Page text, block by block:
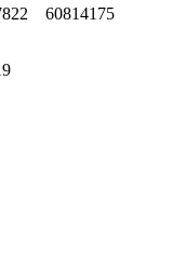
60814175